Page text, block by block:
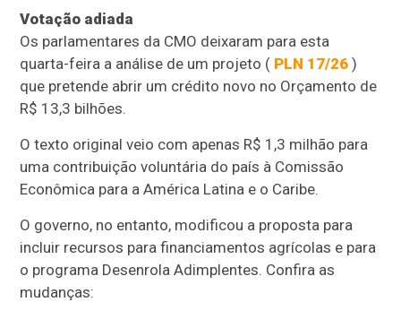
Votação adiada
Os parlamentares da CMO deixaram para esta
quarta-feira a análise de um projeto ( PLN 17/26 )
que pretende abrir um crédito novo no Orçamento de
R$ 13,3 bilhões.
O texto original veio com apenas R$ 1,3 milhão para
uma contribuição voluntária do país à Comissão
Econômica para a América Latina e o Caribe.
O governo, no entanto, modificou a proposta para
incluir recursos para financiamentos agrícolas e para
o programa Desenrola Adimplentes. Confira as
mudanças: